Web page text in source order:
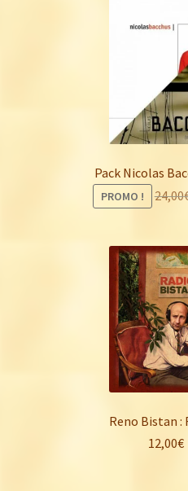
Pack Nicolas
PROMO ! 24,00
Reno Bistan :
12,00€